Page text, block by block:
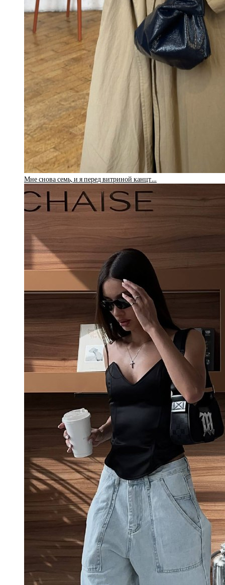
Мне снова семь, и я перед витриной канцт…